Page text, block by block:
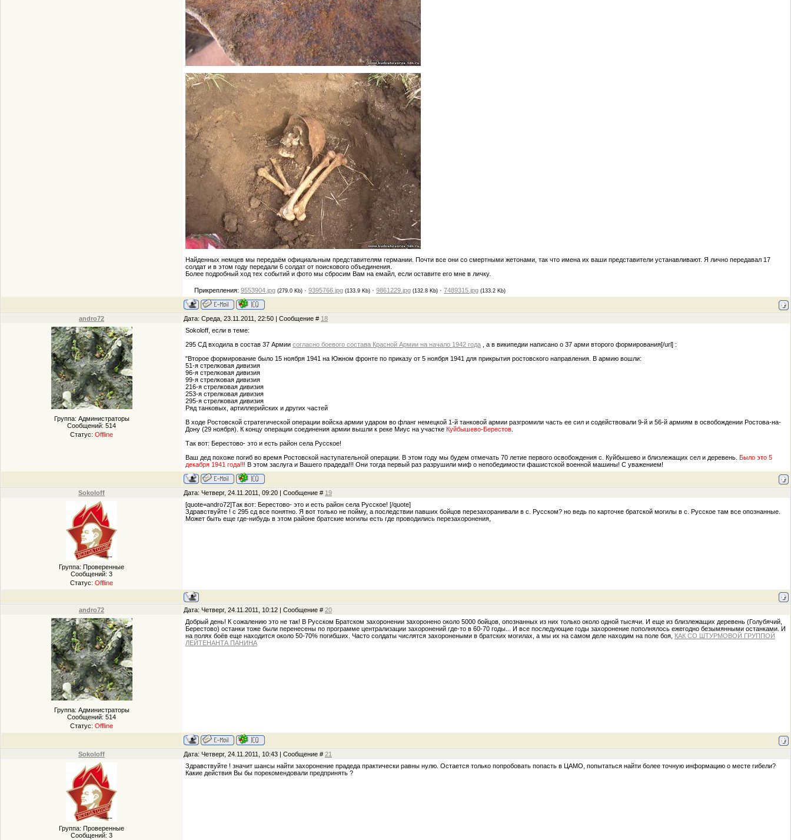
Найденных немцев мы передаём официальным представителям германии. Почти все они со смертными жетонами, так что имена их ваши представители устанавливают. Я лично передавал 17
солдат и в этом году передали 6 солдат от поискового объединения.
Более подробный ход тех событий и фото мы сбросим Вам на емайл, если оставите его мне в личку.
Прикрепления: 9553904.jpg (279.0 Kb) · 9395766.jpg (133.9 Kb) · 9861229.jpg (132.8 Kb) · 7489315.jpg (133.2 Kb)
andro72 Дата: Среда, 23.11.2011, 22:50 | Сообщение # 18
Группа: Администраторы
Сообщений: 514
Статус: Offline
Sokoloff, если в теме:
295 СД входила в состав 37 Армии согласно боевого состава Красной Армии на начало 1942 года , а в википедии написано о 37 арми второго формирования[/url] :
"Второе формирование было 15 ноября 1941 на Южном фронте по приказу от 5 ноября 1941 для прикрытия ростовского направления. В армию вошли:
51-я стрелковая дивизия
96-я стрелковая дивизия
99-я стрелковая дивизия
216-я стрелковая дивизия
253-я стрелковая дивизия
295-я стрелковая дивизия
Ряд танковых, артиллерийских и других частей
В ходе Ростовской стратегической операции войска армии ударом во фланг немецкой 1-й танковой армии разгромили часть ее сил и содействовали 9-й и 56-й армиям в освобождении Ростова-на-
Дону (29 ноября). К концу операции соединения армии вышли к реке Миус на участке Куйбышево-Берестов
Так вот: Берестово- это и есть район села Русское!
Ваш дед похоже погиб во время Ростовской наступательной операции. В этом году мы будем отмечать 70 летие первого освобождения с. Куйбышево и близлежащих сел и деревень. Было это 5
декабря 1941 года!!! В этом заслуга и Вашего прадеда!!! Они тогда первый раз разрушили миф о непобедимости фашистской военной машины! С уважением!
Sokoloff Дата: Четверг, 24.11.2011, 09:20 | Сообщение # 19
Группа: Проверенные
Сообщений: 3
Статус: Offline
[quote=andro72]Так вот: Берестово- это и есть район села Русское! [/quote]
Здравствуйте ! с 295 сд все понятно. Я вот только не пойму, а последствии павших бойцов перезахоранивали в с. Русском? но ведь по карточке братской могилы в с. Русское там все опознанные.
Может быть еще где-нибудь в этом районе братские могилы есть где проводились перезахоронения,
andro72 Дата: Четверг, 24.11.2011, 10:12 | Сообщение # 20
Группа: Администраторы
Сообщений: 514
Статус: Offline
Добрый день! К сожалению это не так! В Русском Братском захоронении захоронено около 5000 бойцов, опознанных из них только около одной тысячи. И еще из близлежащих деревень (Голубячий,
Берестово) останки тоже были перенесены по программе централизации захоронений где-то в 60-70 годы... И все последующие годы захоронение пополнялось ежегодно безымянными останками. И
на полях боёв еще находится около 50-70% погибших. Часто солдаты числятся захоронеными в братских могилах, а мы их на самом деле находим на поле боя, КАК СО ШТУРМОВОЙ ГРУППОЙ
ЛЕЙТЕНАНТА ПАНИНА
Sokoloff Дата: Четверг, 24.11.2011, 10:43 | Сообщение # 21
Группа: Проверенные
Сообщений: 3
Здравствуйте ! значит шансы найти захоронение прадеда практически равны нулю. Остается только попробовать попасть в ЦАМО, попытаться найти более точную информацию о месте гибели?
Какие действия Вы бы порекомендовали предпринять ?